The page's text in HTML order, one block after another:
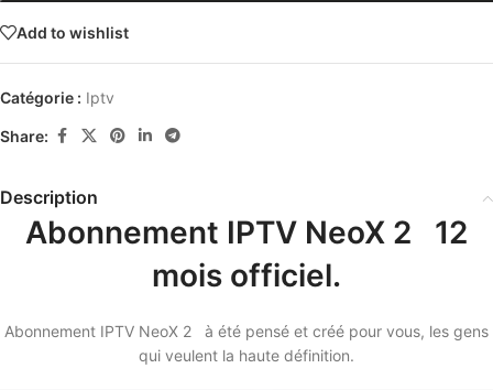
Add to wishlist
Catégorie : Iptv
Share:
Description
Abonnement IPTV NeoX 2 12
mois officiel.
Abonnement IPTV NeoX 2 à été pensé et créé pour vous, les gens
qui veulent la haute définition.